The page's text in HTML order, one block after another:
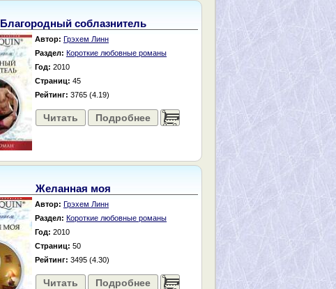
Благородный соблазнитель
Автор: Грэхем Линн
Раздел: Короткие любовные романы
Год: 2010
Страниц: 45
Рейтинг: 3765 (4.19)
Читать Подробнее ......
Желанная моя
Автор: Грэхем Линн
Раздел: Короткие любовные романы
Год: 2010
Страниц: 50
Рейтинг: 3495 (4.30)
Читать Подробнее ......